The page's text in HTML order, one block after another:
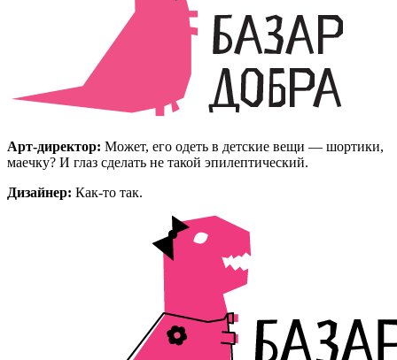
Арт-директор: Может, его одеть в детские вещи — шортики,
маечку? И глаз сделать не такой эпилептический.
Дизайнер: Как-то так.